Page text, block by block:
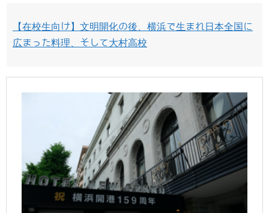
【在校生向け】文明開化の後、横浜で生まれ日本全国に
広まった料理、そして大村高校